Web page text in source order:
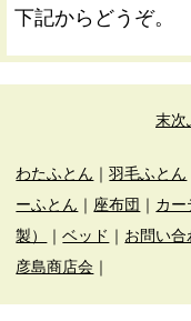
下記からどうぞ。
末次
わたふとん ｜羽毛ふとん
ーふとん ｜ 座布団 ｜ カー
製）
｜ベッド ｜ お問い合
彦島商店会 ｜